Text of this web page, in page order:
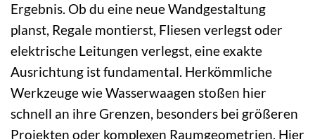
Ergebnis. Ob du eine neue Wandgestaltung
planst, Regale montierst, Fliesen verlegst oder
elektrische Leitungen verlegst, eine exakte
Ausrichtung ist fundamental. Herkömmliche
Werkzeuge wie Wasserwaagen stoßen hier
schnell an ihre Grenzen, besonders bei größeren
Projekten oder komplexen Raumgeometrien. Hier